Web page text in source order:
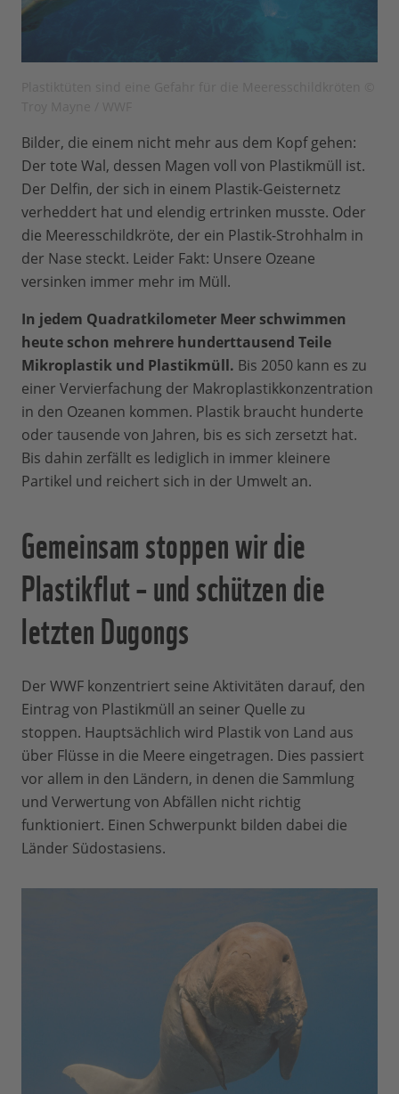
Bilder, die einem nicht mehr aus dem Kopf gehen:
Der tote Wal, dessen Magen voll von Plastikmüll ist.
Der Delfin, der sich in einem Plastik-Geisternetz
verheddert hat und elendig ertrinken musste. Oder
die Meeresschildkröte, der ein Plastik-Strohhalm in
der Nase steckt. Leider Fakt: Unsere Ozeane
versinken immer mehr im Müll.
In jedem Quadratkilometer Meer schwimmen
heute schon mehrere hunderttausend Teile
Mikroplastik und Plastikmüll. Bis 2050 kann es zu
einer Vervierfachung der Makroplastikkonzentration
in den Ozeanen kommen. Plastik braucht hunderte
oder tausende von Jahren, bis es sich zersetzt hat.
Bis dahin zerfällt es lediglich in immer kleinere
Partikel und reichert sich in der Umwelt an.
Gemeinsam stoppen wir die
Plastikflut – und schützen die
letzten Dugongs
Der WWF konzentriert seine Aktivitäten darauf, den
Eintrag von Plastikmüll an seiner Quelle zu
stoppen. Hauptsächlich wird Plastik von Land aus
über Flüsse in die Meere eingetragen. Dies passiert
vor allem in den Ländern, in denen die Sammlung
und Verwertung von Abfällen nicht richtig
funktioniert. Einen Schwerpunkt bilden dabei die
Länder Südostasiens.